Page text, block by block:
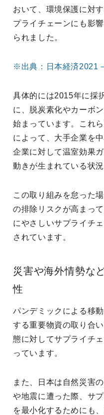
おいて、環境保護に対
プライチェーンにも影
られました。
※出典：日本経済2021
具体的には2015年に採
に、脱炭素化やカーボ
始まっています。これ
によって、大手企業を
企業に対して温室効果
動きが生まれている状況
この取り組みを怠った
の排除リスクが高まっ
にやさしいサプライチ
されています。
災害や海外情勢な
性
パンデミックによる移
する重要物資の取り合
態に対してサプライチ
っています。
また、日本は自然災害
や地震に遭った際、サ
を最小化するためにも